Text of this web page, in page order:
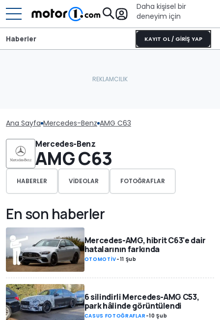
Daha kişisel bir
deneyim için
KAYIT OL / GİRİŞ YAP
Haberler
Ana Sayfa Mercedes-Benz AMG C63
Mercedes-Benz
AMG C63
HABERLER VIDEOLAR FOTOĞRAFLAR
En son haberler
Mercedes-AMG, hibrit C63'e dair
hatalarının farkında
OTOMOTİV-11 Şub
6 silindirli Mercedes-AMG C53,
park hâlinde görüntülendi
CASUS FOTOĞRAFLAR -10 Şub